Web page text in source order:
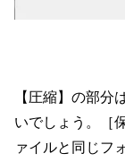
【圧縮】の部分
いでしょう。［
ァイルと同じフ